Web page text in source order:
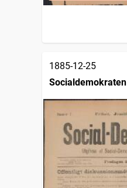
1885-12-25
Socialdemokraten